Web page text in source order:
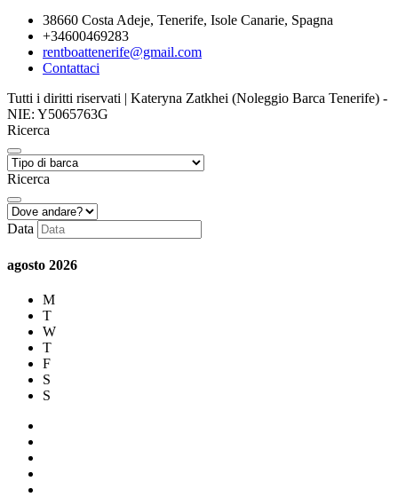
38660 Costa Adeje, Tenerife, Isole Canarie, Spagna
+34600469283
rentboattenerife@gmail.com
Contattaci
Tutti i diritti riservati | Kateryna Zatkhei (Noleggio Barca Tenerife) -
NIE: Y5065763G
Ricerca
Ricerca
Data
agosto 2026
M
T
W
T
F
S
S